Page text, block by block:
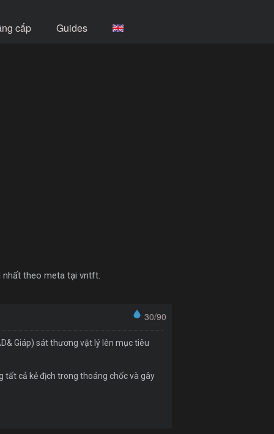
cấp Guides
nhất theo meta tại vntft.
30/90
Giáp) sát thương vật lý lên mục tiêu
tất cả kẻ địch trong thoáng chốc và gây